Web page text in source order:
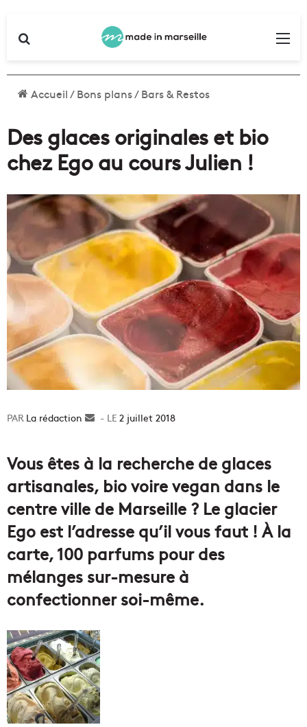
Accueil/Bons plans/Bars & Restos
Des glaces originales et bio
chez Ego au cours Julien !
La rédaction
Envoyer2 juillet 2018
Vous êtes à la recherche de glaces
artisanales, bio voire vegan dans le
centre ville de Marseille ? Le glacier
Ego est l’adresse qu’il vous faut ! À la
carte, 100 parfums pour des
mélanges sur-mesure à
confectionner soi-même.